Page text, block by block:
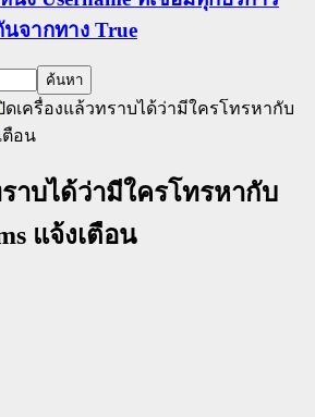
นจากทาง True
ดเครื่องแล้วทราบได้ว่ามีใครโทรหากับ
ตือน
าบได้ว่ามีใครโทรหากับ
แจ้งเตือน